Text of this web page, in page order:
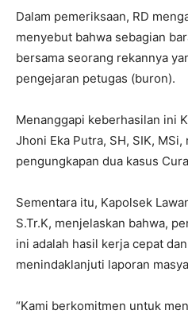
Dalam pemeriksaan, RD
menyebut bahwa sebagian
bersama seorang rekannya
pengejaran petugas (buron).
Menanggapi keberhasilan ini
Jhoni Eka Putra, SH, SIK, MSi,
pengungkapan dua kasus
Sementara itu, Kapolsek
S.Tr.K, menjelaskan bahwa,
ini adalah hasil kerja cepat
menindaklanjuti laporan
“Kami berkomitmen untuk